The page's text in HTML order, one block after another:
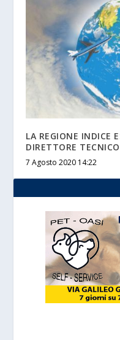
LA REGIONE INDICE
DIRETTORE
7 Agosto 2020 14:22